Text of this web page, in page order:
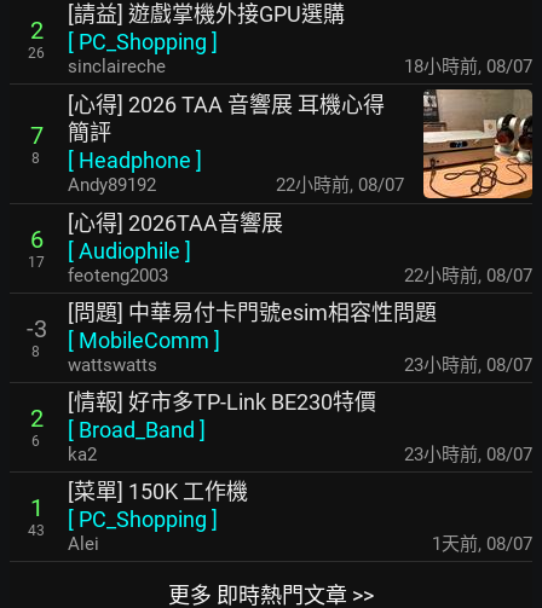
2
26
[請益] 遊戲掌機外接GPU選購
[ PC_Shopping ]
sinclaireche 18小時前, 08/07
7
8
[心得] 2026 TAA 音響展 耳機心得
簡評
[ Headphone ]
Andy89192 22小時前, 08/07
6
17
[心得] 2026TAA音響展
[Audiophile ]
feoteng2003 22小時前, 08/07
-3
8
[問題] 中華易付卡門號esim相容性問題
[ MobileComm ]
wattswatts 23小時前, 08/07
2
6
[情報] 好市多TP-Link BE230特價
[ Broad_Band ]
ka2 23小時前, 08/07
1
43
[菜單] 150K 工作機
[ PC_Shopping ]
Alei 1天前, 08/07
更多 即時熱門文章 >>